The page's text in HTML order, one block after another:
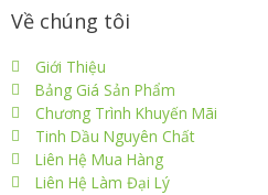
Về chúng tôi
Giới Thiệu
Bảng Giá Sản Phẩm
Chương Trình Khuyến Mãi
Tinh Dầu Nguyên Chất
Liên Hệ Mua Hàng
Liên Hệ Làm Đại Lý